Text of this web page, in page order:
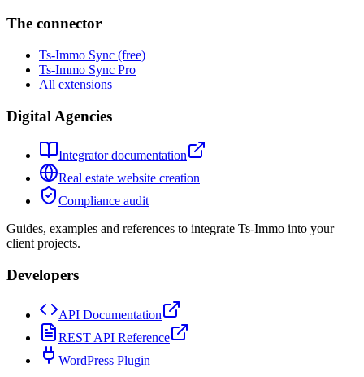
The connector
Ts-Immo Sync (free)
Ts-Immo Sync Pro
All extensions
Digital Agencies
Integrator documentation
Real estate website creation
Compliance audit
Guides, examples and references to integrate Ts-Immo into your
client projects.
Developers
API Documentation
REST API Reference
WordPress Plugin